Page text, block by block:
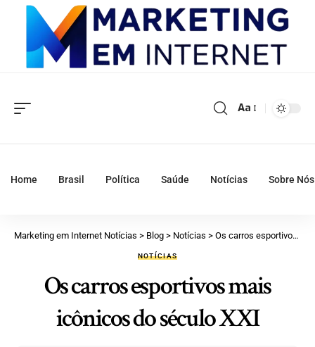
Aa
Home Brasil Política Saúde Notícias Sobre Nós
Marketing em Internet Notícias > Blog > Notícias > Os carros esportivos mais icônicos do século XXI
NOTÍCIAS
Os carros esportivos mais
icônicos do século XXI